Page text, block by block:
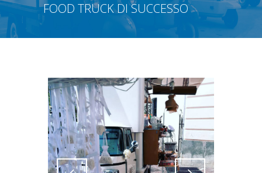
FOOD TRUCK DI SUCCESSO